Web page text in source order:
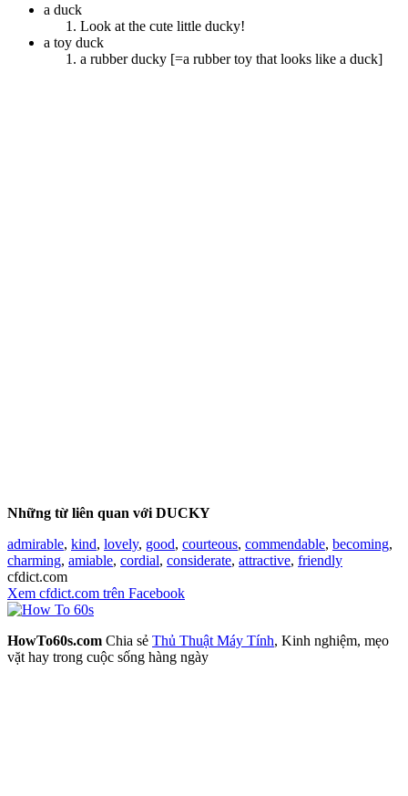
a duck
Look at the cute little ducky!
a toy duck
a rubber ducky [=a rubber toy that looks like a duck]
Những từ liên quan với DUCKY
admirable, kind, lovely, good, courteous, commendable, becoming,
charming, amiable, cordial, considerate, attractive, friendly
cfdict.com
Xem cfdict.com trên Facebook
HowTo60s.com Chia sẻ Thủ Thuật Máy Tính, Kinh nghiệm, mẹo
vặt hay trong cuộc sống hàng ngày